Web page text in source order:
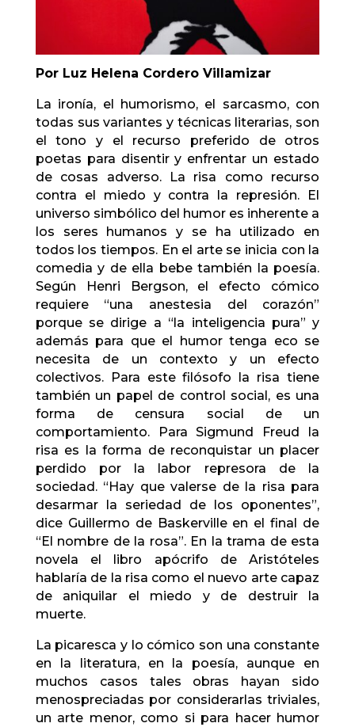
Por Luz Helena Cordero Villamizar
La ironía, el humorismo, el sarcasmo, con
todas sus variantes y técnicas literarias, son
el tono y el recurso preferido de otros
poetas para disentir y enfrentar un estado
de cosas adverso. La risa como recurso
contra el miedo y contra la represión. El
universo simbólico del humor es inherente a
los seres humanos y se ha utilizado en
todos los tiempos. En el arte se inicia con la
comedia y de ella bebe también la poesía.
Según Henri Bergson, el efecto cómico
requiere “una anestesia del corazón”
porque se dirige a “la inteligencia pura” y
además para que el humor tenga eco se
necesita de un contexto y un efecto
colectivos. Para este filósofo la risa tiene
también un papel de control social, es una
forma de censura social de un
comportamiento. Para Sigmund Freud la
risa es la forma de reconquistar un placer
perdido por la labor represora de la
sociedad. “Hay que valerse de la risa para
desarmar la seriedad de los oponentes”,
dice Guillermo de Baskerville en el final de
“El nombre de la rosa”. En la trama de esta
novela el libro apócrifo de Aristóteles
hablaría de la risa como el nuevo arte capaz
de aniquilar el miedo y de destruir la
muerte.
La picaresca y lo cómico son una constante
en la literatura, en la poesía, aunque en
muchos casos tales obras hayan sido
menospreciadas por considerarlas triviales,
un arte menor, como si para hacer humor